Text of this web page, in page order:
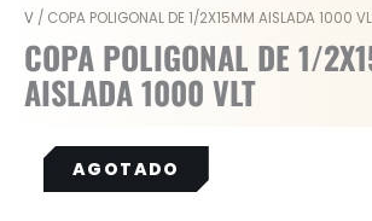
V / COPA POLIGONAL DE 1/2X15MM AISLADA 1000
COPA POLIGONAL DE 1/
AISLADA 1000 VLT